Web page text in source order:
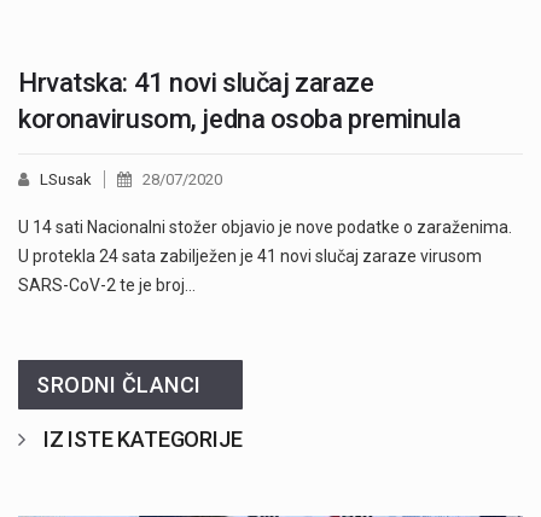
Hrvatska: 41 novi slučaj zaraze
koronavirusom, jedna osoba preminula
LSusak 28/07/2020
U 14 sati Nacionalni stožer objavio je nove podatke o zaraženima.
U protekla 24 sata zabilježen je 41 novi slučaj zaraze virusom
SARS-CoV-2 te je broj…
SRODNI ČLANCI
IZ ISTE KATEGORIJE